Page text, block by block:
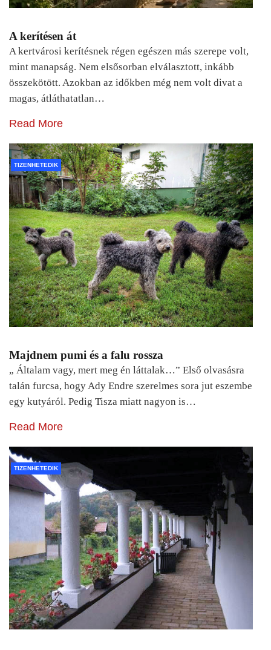
A kerítésen át
A kertvárosi kerítésnek régen egészen más szerepe volt,
mint manapság. Nem elsősorban elválasztott, inkább
összekötött. Azokban az időkben még nem volt divat a
magas, átláthatatlan…
Read More
TIZENHETEDIK
Majdnem pumi és a falu rossza
„ Általam vagy, mert meg én láttalak…” Első olvasásra
talán furcsa, hogy Ady Endre szerelmes sora jut eszembe
egy kutyáról. Pedig Tisza miatt nagyon is…
Read More
TIZENHETEDIK